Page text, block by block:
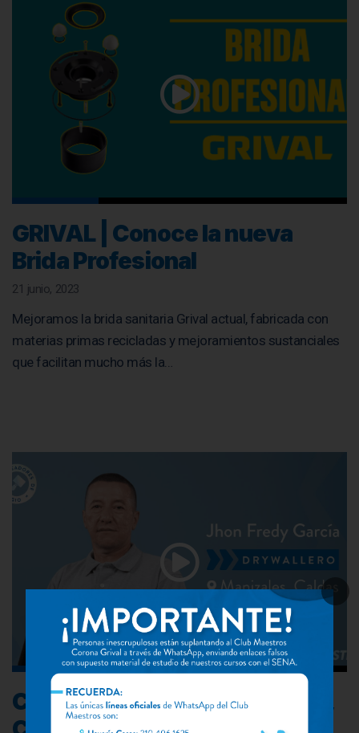
GRIVAL | Conoce la nueva
Brida Profesional
21 junio, 2023
Mejoramos la brida sanitaria Grival actual, fabricada con
materias primas recicladas y mejoramientos sustanciales
que facilitan mucho más la…
CORONA | Jhon Fredy García,